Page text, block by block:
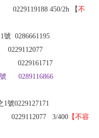
450/2h 【不
0286661195
0229161717
0289116866
號0229127171
0229112077 3/400 【不容